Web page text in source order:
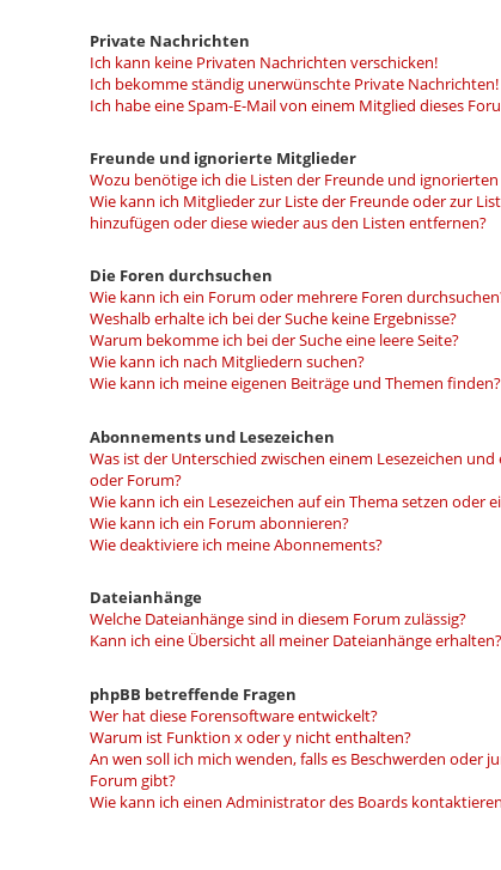
Private Nachrichten
Ich kann keine Privaten Nachrichten verschicken!
Ich bekomme ständig unerwünschte Private Nachrichten!
Ich habe eine Spam-E-Mail von einem Mitglied dieses
Freunde und ignorierte Mitglieder
Wozu benötige ich die Listen der Freunde und
Wie kann ich Mitglieder zur Liste der Freunde oder zur
hinzufügen oder diese wieder aus den Listen entfernen?
Die Foren durchsuchen
Wie kann ich ein Forum oder mehrere Foren
Weshalb erhalte ich bei der Suche keine Ergebnisse?
Warum bekomme ich bei der Suche eine leere Seite?
Wie kann ich nach Mitgliedern suchen?
Wie kann ich meine eigenen Beiträge und Themen finden?
Abonnements und Lesezeichen
Was ist der Unterschied zwischen einem Lesezeichen
oder Forum?
Wie kann ich ein Lesezeichen auf ein Thema setzen oder
Wie kann ich ein Forum abonnieren?
Wie deaktiviere ich meine Abonnements?
Dateianhänge
Welche Dateianhänge sind in diesem Forum zulässig?
Kann ich eine Übersicht all meiner Dateianhänge erhalten?
phpBB betreffende Fragen
Wer hat diese Forensoftware entwickelt?
Warum ist Funktion x oder y nicht enthalten?
An wen soll ich mich wenden, falls es Beschwerden oder
Forum gibt?
Wie kann ich einen Administrator des Boards